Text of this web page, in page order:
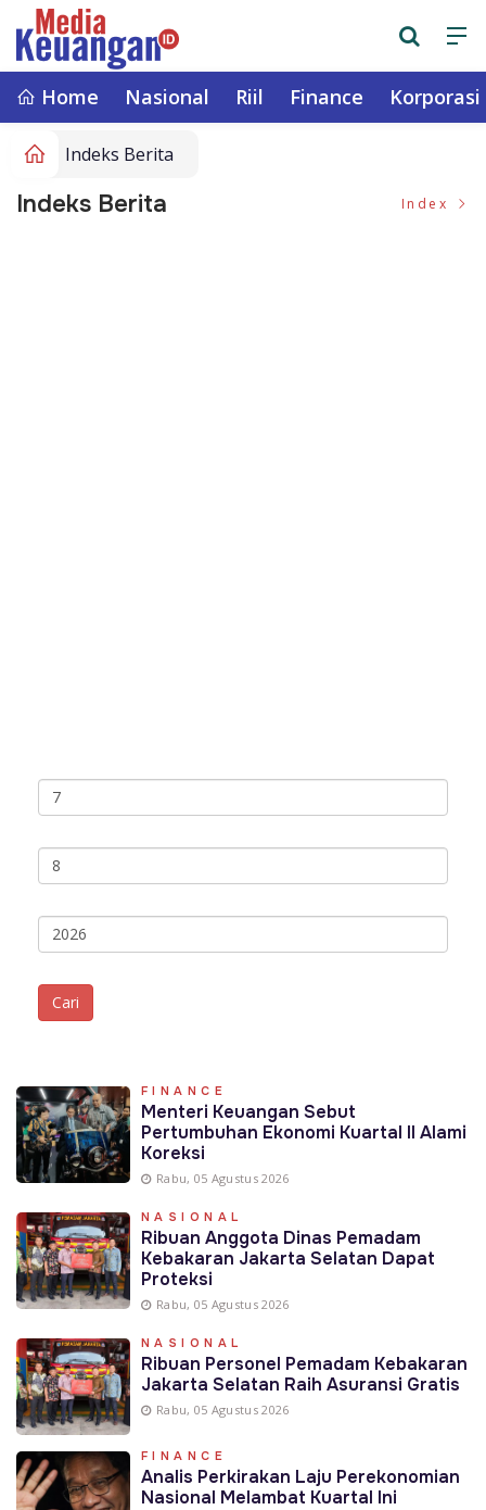
Home Nasional Riil Finance Korporasi
Indeks Berita
Indeks Berita Index
FINANCE
Menteri Keuangan Sebut
Pertumbuhan Ekonomi Kuartal II Alami
Koreksi
Rabu, 05 Agustus 2026
NASIONAL
Ribuan Anggota Dinas Pemadam
Kebakaran Jakarta Selatan Dapat
Proteksi
Rabu, 05 Agustus 2026
NASIONAL
Ribuan Personel Pemadam Kebakaran
Jakarta Selatan Raih Asuransi Gratis
Rabu, 05 Agustus 2026
FINANCE
Analis Perkirakan Laju Perekonomian
Nasional Melambat Kuartal Ini